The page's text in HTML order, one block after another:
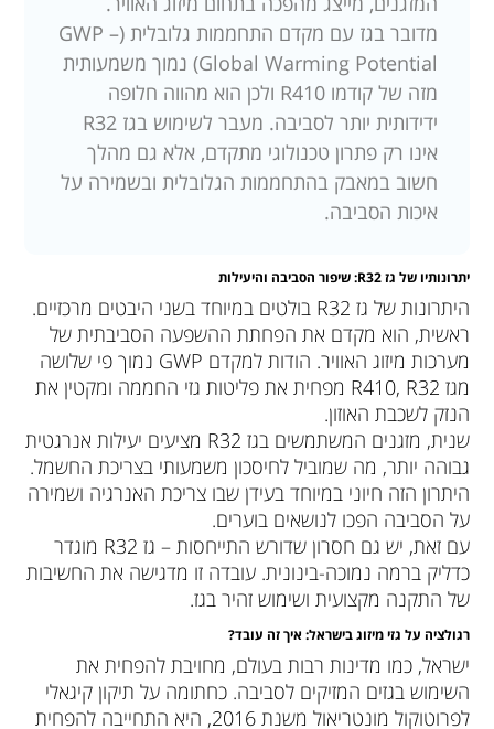
מדובר בגז עם מקדם התחממות גלובלית (GWP –
Global Warming Potential) נמוך משמעותית
מזה של קודמו R410 ולכן הוא מהווה חלופה
ידידותית יותר לסביבה. מעבר לשימוש בגז R32
אינו רק פתרון טכנולוגי מתקדם, אלא גם מהלך
חשוב במאבק בהתחממות הגלובלית ובשמירה על
איכות הסביבה.
יתרונותיו של גזR32: שיפור הסביבה והיעילות
היתרונות של גז R32 בולטים במיוחד בשני היבטים מרכזיים.
ראשית, הוא מקדם את הפחתת ההשפעה הסביבתית של
מערכות מיזוג האוויר. הודות למקדם GWP נמוך פי שלושה
מגז R410, R32 מפחית את פליטות גזי החממה ומקטין את
הנזק לשכבת האוזון.
שנית, מזגנים המשתמשים בגז R32 מציעים יעילות אנרגטית
גבוהה יותר, מה שמוביל לחיסכון משמעותי בצריכת החשמל.
היתרון הזה חיוני במיוחד בעידן שבו צריכת האנרגיה ושמירה
על הסביבה הפכו לנושאים בוערים.
עם זאת, יש גם חסרון שדורש התייחסות – גז R32 מוגדר
כדליק ברמה נמוכה-בינונית. עובדה זו מדגישה את החשיבות
של התקנה מקצועית ושימוש זהיר בגז.
רגולציה על גזי מיזוג בישראל: איך זה עובד?
ישראל, כמו מדינות רבות בעולם, מחויבת להפחית את
השימוש בגזים המזיקים לסביבה. כחתומה על תיקון קיגאלי
לפרוטוקול מונטריאול משנת 2016, היא התחייבה להפחית